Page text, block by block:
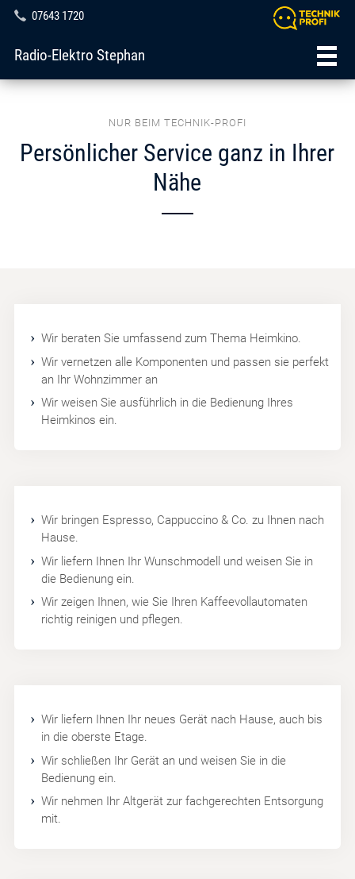
07643 1720
Radio-Elektro Stephan
NUR BEIM TECHNIK-PROFI
Persönlicher Service ganz in Ihrer
Nähe
Wir beraten Sie umfassend zum Thema Heimkino.
Wir vernetzen alle Komponenten und passen sie perfekt
an Ihr Wohnzimmer an
Wir weisen Sie ausführlich in die Bedienung Ihres
Heimkinos ein.
Wir bringen Espresso, Cappuccino & Co. zu Ihnen nach
Hause.
Wir liefern Ihnen Ihr Wunschmodell und weisen Sie in
die Bedienung ein.
Wir zeigen Ihnen, wie Sie Ihren Kaffeevollautomaten
richtig reinigen und pflegen.
Wir liefern Ihnen Ihr neues Gerät nach Hause, auch bis
in die oberste Etage.
Wir schließen Ihr Gerät an und weisen Sie in die
Bedienung ein.
Wir nehmen Ihr Altgerät zur fachgerechten Entsorgung
mit.